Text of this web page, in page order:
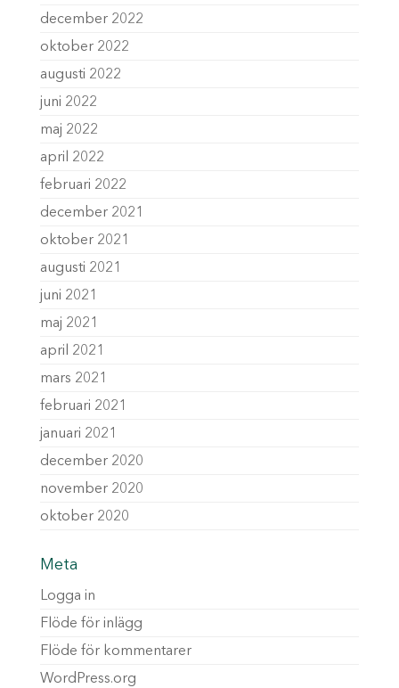
december 2022
oktober 2022
augusti 2022
juni 2022
maj 2022
april 2022
februari 2022
december 2021
oktober 2021
augusti 2021
juni 2021
maj 2021
april 2021
mars 2021
februari 2021
januari 2021
december 2020
november 2020
oktober 2020
Meta
Logga in
Flöde för inlägg
Flöde för kommentarer
WordPress.org